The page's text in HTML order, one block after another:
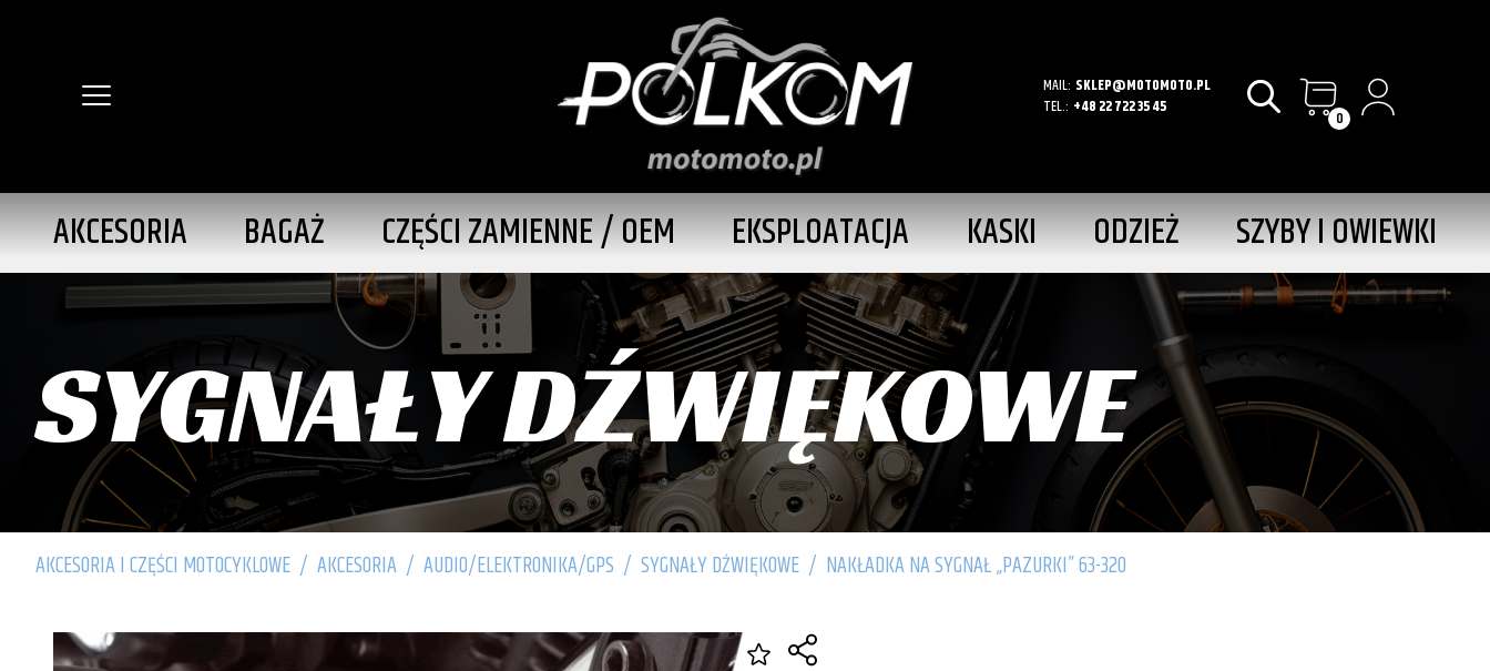
MAIL: SKLEP@MOTOMOTO.PL
TEL.: +48 22 722 35 45 0
AKCESORIA BAGAŻ CZĘŚCI ZAMIENNE / OEM EKSPLOATACJA KASKI ODZIEŻ SZYBY I OWIEWKI
SYGNAŁY DŹWIĘKOWE
AKCESORIA I CZĘŚCI MOTOCYKLOWE / AKCESORIA / AUDIO/ELEKTRONIKA/GPS / SYGNAŁY DŹWIĘKOWE / NAKŁADKA NA SYGNAŁ „PAZURKI” 63-320